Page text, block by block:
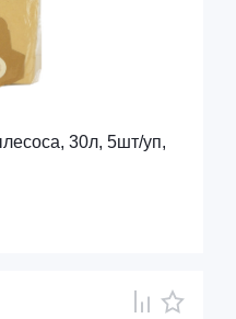
30л, 5шт/уп,